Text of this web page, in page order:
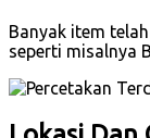
Banyak item
seperti misalnya